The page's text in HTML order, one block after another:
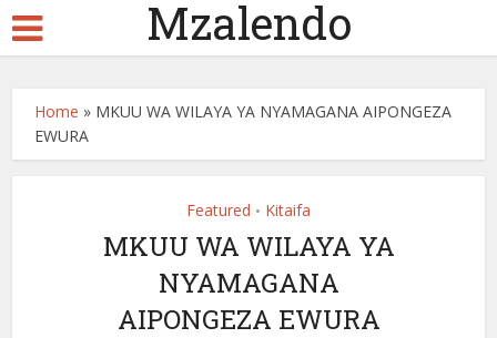
Mzalendo
Home » MKUU WA WILAYA YA NYAMAGANA AIPONGEZA
EWURA
Featured • Kitaifa
MKUU WA WILAYA YA
NYAMAGANA
AIPONGEZA EWURA